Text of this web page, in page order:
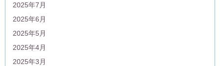
2025年7月
2025年6月
2025年5月
2025年4月
2025年3月